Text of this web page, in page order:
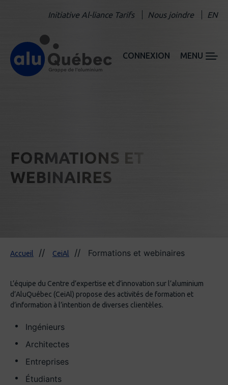
Initiative Al-liance Tarifs Nous joindre EN
CONNEXION MENU
FORMATIONS ET
WEBINAIRES
Accueil CeiAl Formations et webinaires
L’équipe du Centre d’expertise et d’innovation sur l’aluminium
d’AluQuébec (CeiAl) propose des activités de formation et
d’information à l’intention de diverses clientèles.
Ingénieurs
Architectes
Entreprises
Étudiants